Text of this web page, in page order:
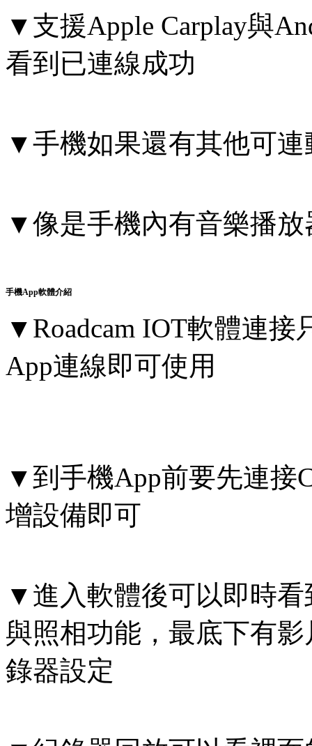
▼支援Apple Carplay與
看到已連線成功
▼手機如果還有其他可
▼像是手機內有音樂播
手機App軟體介紹
▼Roadcam IOT軟體連
App連線即可使用
▼到手機App前要先連接
增設備即可
▼進入軟體後可以即時
與照相功能，最底下有
錄器設定